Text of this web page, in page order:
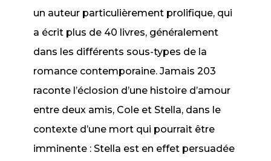
un auteur particulièrement prolifique, qui
a écrit plus de 40 livres, généralement
dans les différents sous-types de la
romance contemporaine.Jamais 203
raconte l’éclosion d’une histoire d’amour
entre deux amis, Cole et Stella, dans le
contexte d’une mort qui pourrait être
imminente : Stella est en effet persuadée